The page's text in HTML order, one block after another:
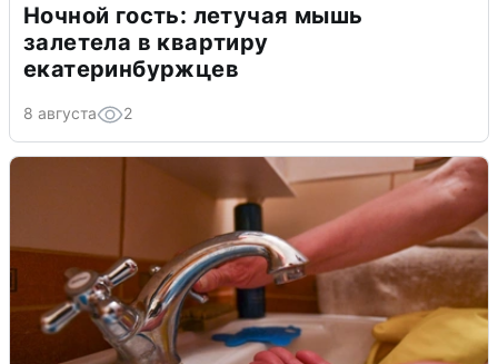
Ночной гость: летучая мышь
залетела в квартиру
екатеринбуржцев
8 августа 2